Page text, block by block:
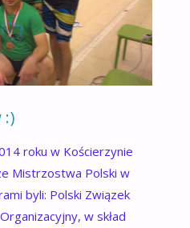
:)
roku w Kościerzynie
Mistrzostwa Polski w
byli: Polski Związek
w skład